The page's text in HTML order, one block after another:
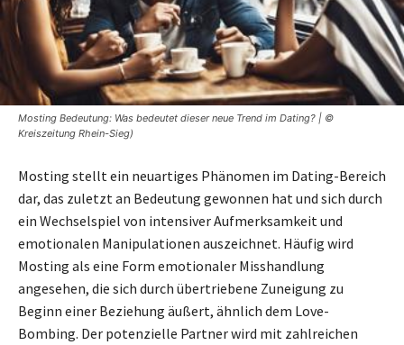
Mosting Bedeutung: Was bedeutet dieser neue Trend im Dating? | ©
Kreiszeitung Rhein-Sieg)
Mosting stellt ein neuartiges Phänomen im Dating-Bereich
dar, das zuletzt an Bedeutung gewonnen hat und sich durch
ein Wechselspiel von intensiver Aufmerksamkeit und
emotionalen Manipulationen auszeichnet. Häufig wird
Mosting als eine Form emotionaler Misshandlung
angesehen, die sich durch übertriebene Zuneigung zu
Beginn einer Beziehung äußert, ähnlich dem Love-
Bombing. Der potenzielle Partner wird mit zahlreichen